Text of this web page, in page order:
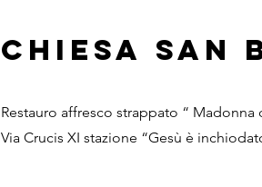
Chiesa San
Restauro affresco strappato “
Via Crucis XI stazione “Gesù è